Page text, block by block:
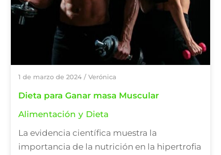
1 de marzo de 2024 /Verónica
Dieta para Ganar masa Muscular
Alimentación y Dieta
La evidencia científica muestra la
importancia de la nutrición en la hipertrofia